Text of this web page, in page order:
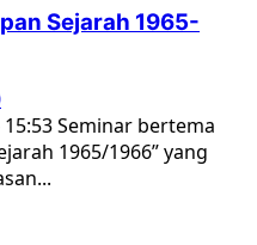
Sejarah 1965-
Seminar bertema
1965/1966” yang